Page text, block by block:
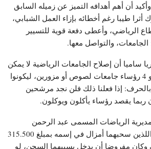
أن أهم أهدافه التميز عن زميله السابق
طيبا رغم أخطائه بإزاء العمل الشبابي،
الرياضي، وأعطى دفعة قوية للتسيير
والتواصل معها.
ساميا أن إصلاح الجامعات الرياضية لا يمكن
أن يتم إلا بعد سجن 3 أو 4 رؤساء جامعات لصوص أو مزورين، ليكونوا
إذا فعلنا ذلك فلن نجد مرشحين
ربما يقصد رؤساء يأكلون ويوكلون.
الرياضات المسمى عبد الرحمن
البكاوي نسخ الشيكين اللذين سحبهما أمزال في إسمه بمبلغ 315.500
وكان مفروضا أن يدخل بسببهما السجن، لو